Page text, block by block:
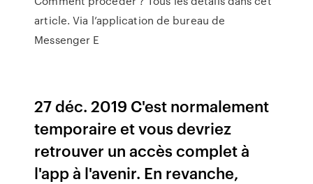
article. Via l’application de bureau de
Messenger E
27 déc. 2019 C'est normalement
temporaire et vous devriez
retrouver un accès complet à
l'app à l'avenir. En revanche,